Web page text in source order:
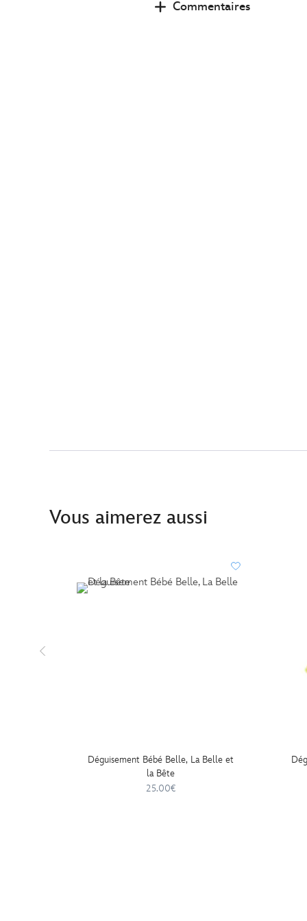
Commentaires
Vous aimerez aussi
Déguisement Bébé Belle, La Belle et
la Bête
25.00€